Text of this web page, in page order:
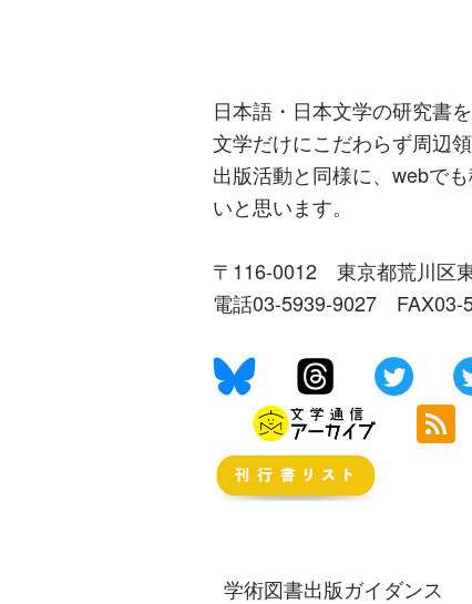
日本語・日本文学の研究書
文学だけにこだわらず周辺
出版活動と同様に、webで
いと思います。
〒116-0012 東京都荒川区
電話03-5939-9027 FAX03-
学術図書出版ガイダンス